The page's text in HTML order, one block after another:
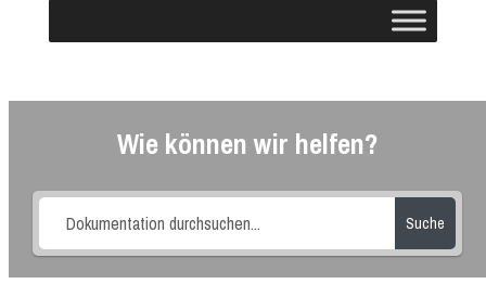
Wie können wir helfen?
Suche